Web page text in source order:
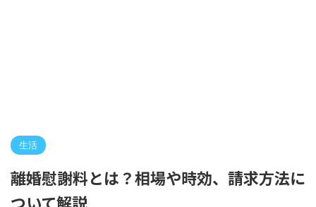
生活
離婚慰謝料とは？相場や時効、請求方法に
ついて解説